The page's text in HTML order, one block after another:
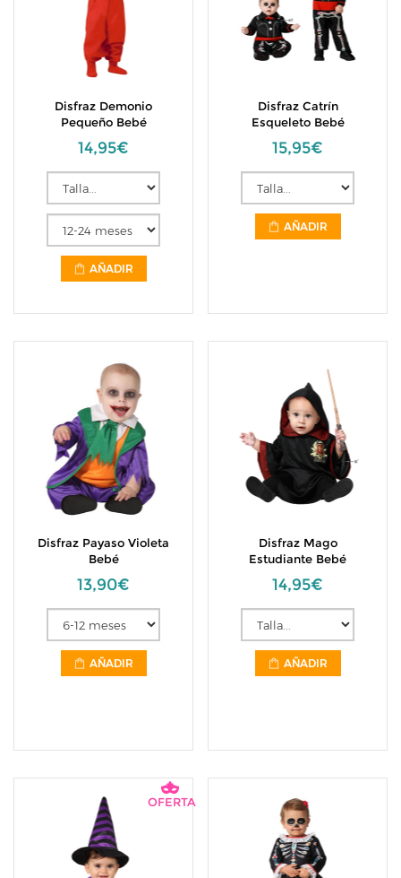
Disfraz Demonio
Pequeño Bebé
14,95€
AÑADIR
Disfraz Catrín
Esqueleto Bebé
15,95€
AÑADIR
Disfraz Payaso Violeta
Bebé
13,90€
AÑADIR
Disfraz Mago
Estudiante Bebé
14,95€
AÑADIR
OFERTA